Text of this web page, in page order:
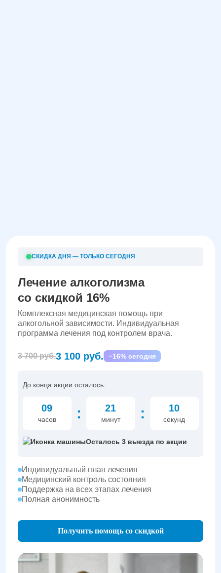
СКИДКА ДНЯ — ТОЛЬКО СЕГОДНЯ
Лечение алкоголизма
со скидкой 16%
Комплексная медицинская помощь при
алкогольной зависимости. Индивидуальная
программа лечения под контролем врача.
3 700 руб.3 100 руб. −16% сегодня
До конца акции осталось:
09
часов : 21
минут : 09
секунд
Осталось 3 выезда по акции
Индивидуальный план лечения
Медицинский контроль состояния
Поддержка на всех этапах лечения
Полная анонимность
Получить помощь со скидкой